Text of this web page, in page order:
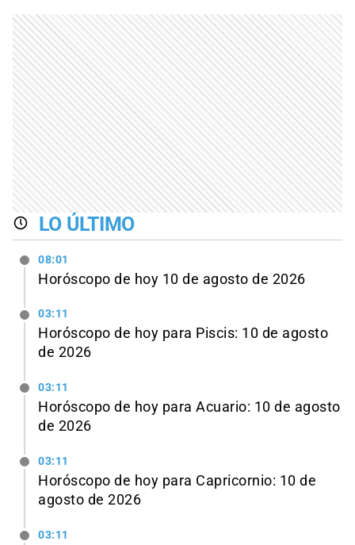
LO ÚLTIMO
08:01
Horóscopo de hoy 10 de agosto de 2026
03:11
Horóscopo de hoy para Piscis: 10 de agosto
de 2026
03:11
Horóscopo de hoy para Acuario: 10 de agosto
de 2026
03:11
Horóscopo de hoy para Capricornio: 10 de
agosto de 2026
03:11